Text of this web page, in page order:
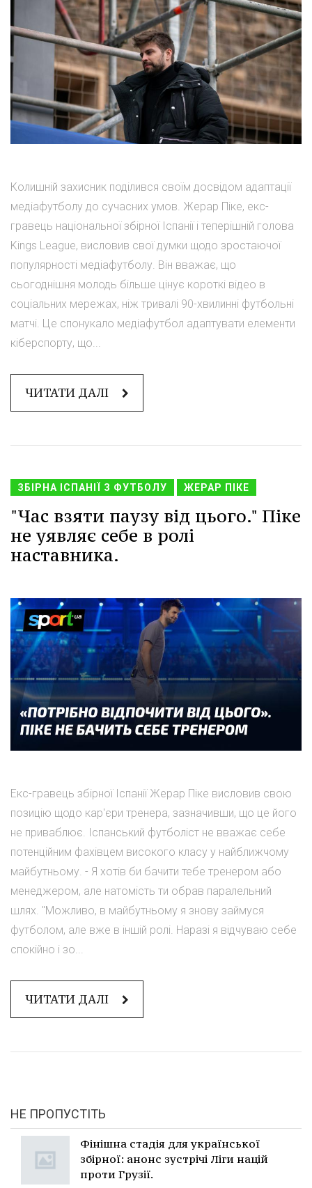
Колишній захисник поділився своїм досвідом адаптації
медіафутболу до сучасних умов. Жерар Піке, екс-
гравець національної збірної Іспанії і теперішній голова
Kings League, висловив свої думки щодо зростаючої
популярності медіафутболу. Він вважає, що
сьогоднішня молодь більше цінує короткі відео в
соціальних мережах, ніж тривалі 90-хвилинні футбольні
матчі. Це спонукало медіафутбол адаптувати елементи
кіберспорту, що...
ЧИТАТИ ДАЛІ
ЗБІРНА ІСПАНІЇ З ФУТБОЛУ ЖЕРАР ПІКЕ
"Час взяти паузу від цього." Піке
не уявляє себе в ролі
наставника.
Екс-гравець збірної Іспанії Жерар Піке висловив свою
позицію щодо кар'єри тренера, зазначивши, що це його
не приваблює. Іспанський футболіст не вважає себе
потенційним фахівцем високого класу у найближчому
майбутньому. - Я хотів би бачити тебе тренером або
менеджером, але натомість ти обрав паралельний
шлях. "Можливо, в майбутньому я знову займуся
футболом, але вже в іншій ролі. Наразі я відчуваю себе
спокійно і зо...
ЧИТАТИ ДАЛІ
НЕ ПРОПУСТІТЬ
Фінішна стадія для української
збірної: анонс зустрічі Ліги націй
проти Грузії.